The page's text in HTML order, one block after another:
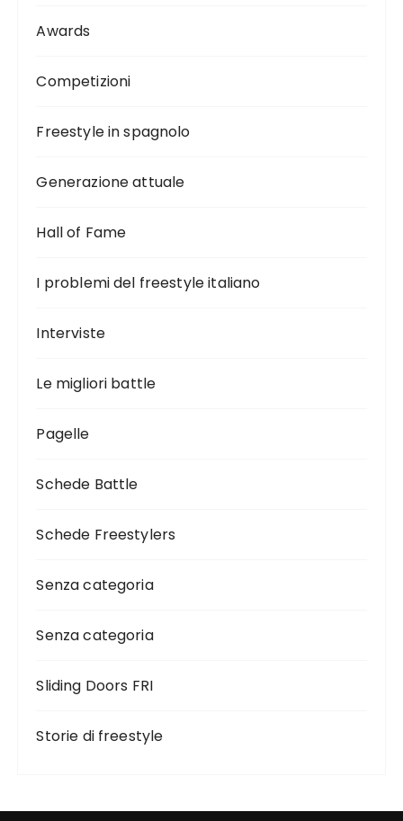
Awards
Competizioni
Freestyle in spagnolo
Generazione attuale
Hall of Fame
I problemi del freestyle italiano
Interviste
Le migliori battle
Pagelle
Schede Battle
Schede Freestylers
Senza categoria
Senza categoria
Sliding Doors FRI
Storie di freestyle